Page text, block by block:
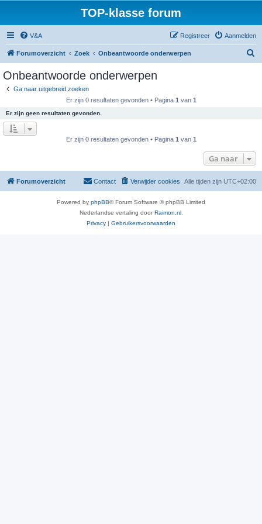
TOP-klasse forum
V&A Aanmelden
Registreer
Forumoverzicht Zoek Onbeantwoorde onderwerpen
Onbeantwoorde onderwerpen
Ga naar uitgebreid zoeken
Er zijn 0 resultaten gevonden • Pagina 1 van 1
Er zijn geen resultaten gevonden.
Er zijn 0 resultaten gevonden • Pagina 1 van 1
Ga naar
Forumoverzicht Alle tijden zijn UTC+02:00
Verwijder cookies
Contact
Powered by phpBB® Forum Software © phpBB Limited
Nederlandse vertaling doorRaimon.nl.
Privacy | Gebruikersvoorwaarden